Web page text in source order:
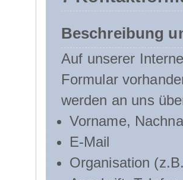
Beschreibung
Auf unserer
Formular
werden an uns
Vorname,
E-Mail
Organisation